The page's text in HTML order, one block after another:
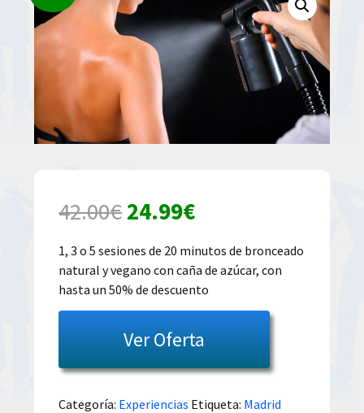
42.00€El
precio
original
era:
42.00€.
24.99€El
precio
actual
es:
24.99€.
1, 3 o 5 sesiones de 20 minutos de bronceado
natural y vegano con caña de azúcar, con
hasta un 50% de descuento
Ver Oferta
Categoría: Experiencias Etiqueta: Madrid